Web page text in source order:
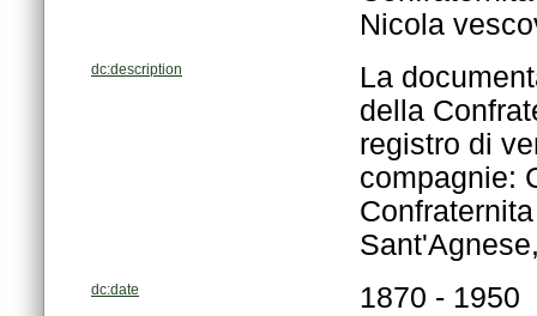
Nicola
dc:description
dc:date 1870 - 1950